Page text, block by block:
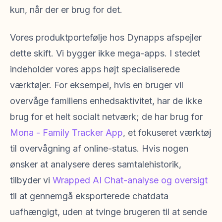
kun, når der er brug for det.
Vores produktportefølje hos Dynapps afspejler
dette skift. Vi bygger ikke mega-apps. I stedet
indeholder vores apps højt specialiserede
værktøjer. For eksempel, hvis en bruger vil
overvåge familiens enhedsaktivitet, har de ikke
brug for et helt socialt netværk; de har brug for
Mona - Family Tracker App, et fokuseret værktøj
til overvågning af online-status. Hvis nogen
ønsker at analysere deres samtalehistorik,
tilbyder vi Wrapped AI Chat-analyse og oversigt
til at gennemgå eksporterede chatdata
uafhængigt, uden at tvinge brugeren til at sende